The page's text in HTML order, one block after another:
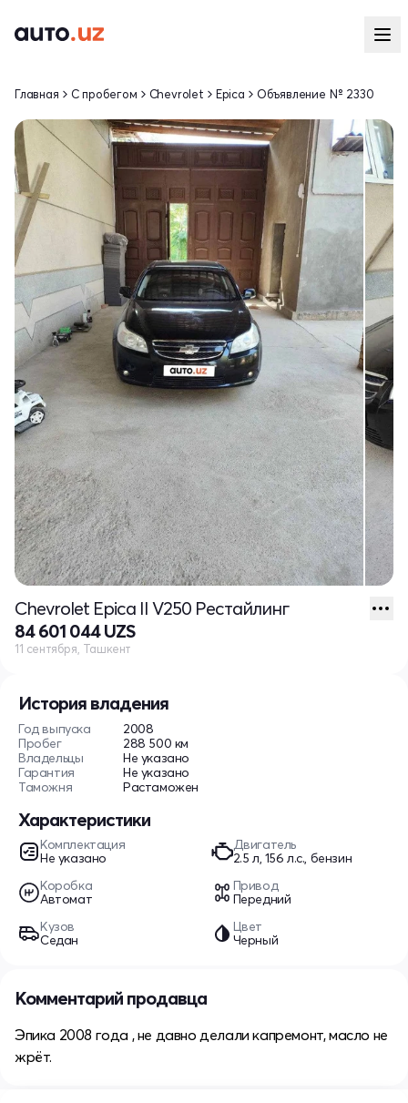
История владения
Год выпуска
2008
Пробег
288 500 км
Владельцы
Не указано
Гарантия
Не указано
Таможня
Растаможен
Характеристики
Комплектация
Не указано
Двигатель
2.5 л, 156 л.с., бензин
Коробка
Автомат
Привод
Передний
Кузов
Седан
Цвет
Черный
Главная С пробегом Chevrolet Epica Объявление № 2330
Chevrolet Epica II V250 Рестайлинг
84 601 044 UZS
11 сентября, Ташкент
Комментарий продавца
Эпика 2008 года , не давно делали капремонт, масло не
жрёт.